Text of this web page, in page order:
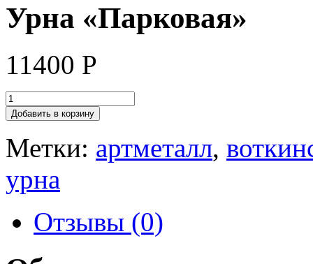
Урна «Парковая»
11400 Р
Добавить в корзину
Метки: артметалл,
урна
Отзывы (0)